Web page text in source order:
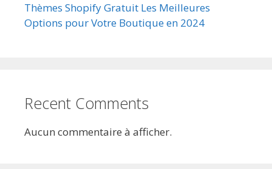
Thèmes Shopify Gratuit Les Meilleures
Options pour Votre Boutique en 2024
Recent Comments
Aucun commentaire à afficher.